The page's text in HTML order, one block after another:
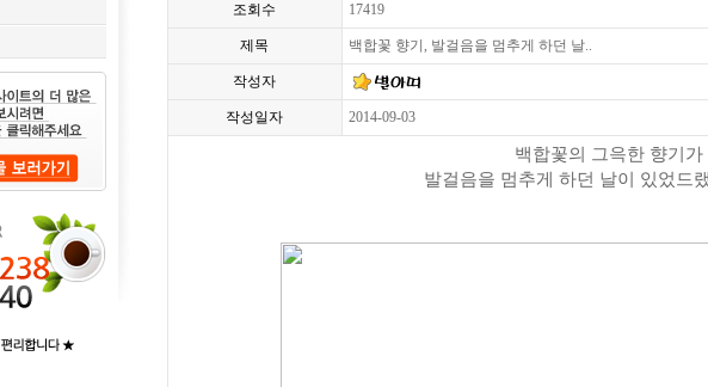
조회수 17419
제목 백합꽃 향기, 발걸음을 멈추게 하던 날..
작성자
작성일자 2014-09-03
백합꽃의 그윽한 향기가
발걸음을 멈추게 하던 날이 있었드